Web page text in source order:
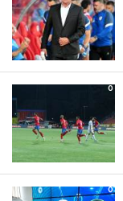
0
0